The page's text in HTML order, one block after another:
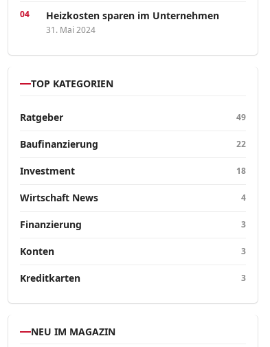
Heizkosten sparen im Unternehmen
31. Mai 2024
TOP KATEGORIEN
Ratgeber 49
Baufinanzierung 22
Investment 18
Wirtschaft News 4
Finanzierung 3
Konten 3
Kreditkarten 3
NEU IM MAGAZIN